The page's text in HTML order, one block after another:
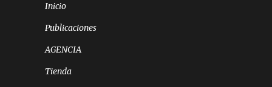
Inicio
Publicaciones
AGENCIA
Tienda